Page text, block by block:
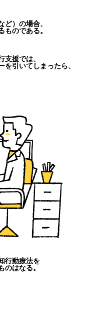
）の場合、
のである。
支援では、
引いてしまったら、
行動療法を
はなる。